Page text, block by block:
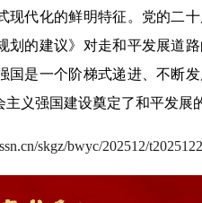
现代化的鲜明特征。党的二
划的建议》对走和平发展道
国是一个阶梯式递进、不断
义强国建设奠定了和平发展
skgz/bwyc/202512/